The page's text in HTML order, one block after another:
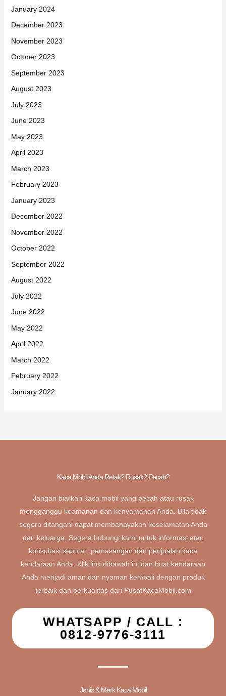
January 2024
December 2023
November 2023
October 2023
September 2023
August 2023
July 2023
June 2023
May 2023
April 2023
March 2023
February 2023
January 2023
December 2022
November 2022
October 2022
September 2022
August 2022
July 2022
June 2022
May 2022
April 2022
March 2022
February 2022
January 2022
Kaca Mobil Anda Retak? Rusak? Pecah?
Jangan biarkan kaca mobil yang pecah atau rusak
mengganggu keamanan dan kenyamanan Anda. Bila tidak
segera ditangani dapat membahayakan keselamatan Anda
dan keluarga. Segera hubungi kami untuk informasi atau
konsultasi seputar pemasangan dan penjualan kaca
kendaraan Anda. Klik link dibawah ini dan buat kendaraan
Anda menjadi aman dan nyaman kembali dengan produk
terbaik dan berkualitas dari PusatKacaMobil.com
WHATSAPP / CALL :
0812-9776-3111
Jenis & Merk Kaca Mobil